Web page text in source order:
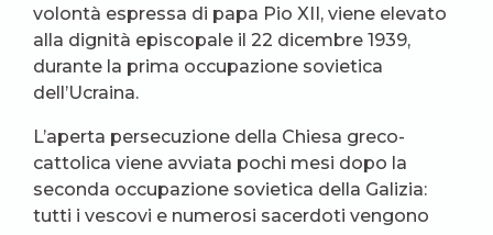
volontà espressa di papa Pio XII, viene elevato
alla dignità episcopale il 22 dicembre 1939,
durante la prima occupazione sovietica
dell’Ucraina.
L’aperta persecuzione della Chiesa greco-
cattolica viene avviata pochi mesi dopo la
seconda occupazione sovietica della Galizia:
tutti i vescovi e numerosi sacerdoti vengono